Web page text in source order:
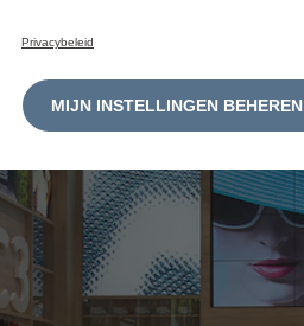
Privacybeleid
MIJN INSTELLINGEN BEHEREN